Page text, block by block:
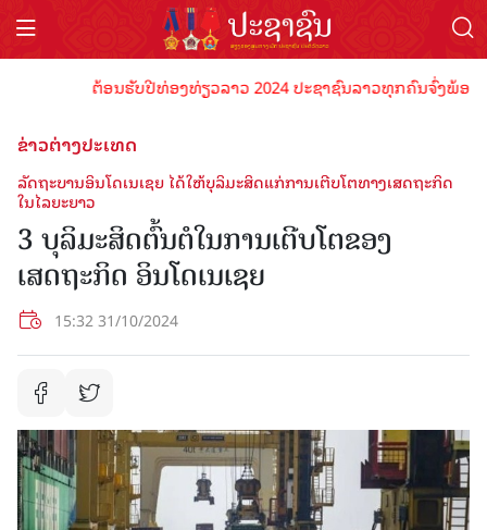
ຕ້ອນຮັບປີທ່ອງທ່ຽວລາວ 2024 ປະຊາຊົນລາວທຸກຄົນຈົ່ງພ້ອມ
ຂ່າວຕ່າງປະເທດ
ລັດຖະບານອິນໂດເນເຊຍ ໄດ້ໃຫ້ບຸລິມະສິດແກ່ການເຕີບໂຕທາງເສດຖະກິດ
ໃນໄລຍະຍາວ
3 ບຸລິມະສິດຕົ້ນຕໍໃນການເຕີບໂຕຂອງ
ເສດຖະກິດ ອິນໂດເນເຊຍ
15:32 31/10/2024